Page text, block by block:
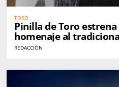
TORO
Pinilla de Toro
homenaje al
REDACCIÓN